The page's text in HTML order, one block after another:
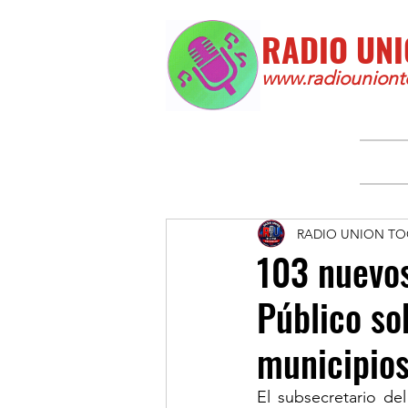
RADIO
103
Público
RADIO UNION
El subsecretario